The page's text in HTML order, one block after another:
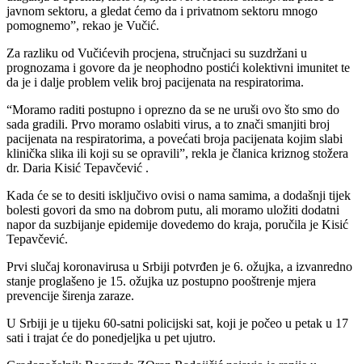
javnom sektoru, a gledat ćemo da i privatnom sektoru mnogo
pomognemo”, rekao je Vučić.
Za razliku od Vučićevih procjena, stručnjaci su suzdržani u
prognozama i govore da je neophodno postići kolektivni imunitet te
da je i dalje problem velik broj pacijenata na respiratorima.
“Moramo raditi postupno i oprezno da se ne uruši ovo što smo do
sada gradili. Prvo moramo oslabiti virus, a to znači smanjiti broj
pacijenata na respiratorima, a povećati broja pacijenata kojim slabi
klinička slika ili koji su se opravili”, rekla je članica kriznog stožera
dr. Daria Kisić Tepavčević .
Kada će se to desiti isključivo ovisi o nama samima, a dodašnji tijek
bolesti govori da smo na dobrom putu, ali moramo uložiti dodatni
napor da suzbijanje epidemije dovedemo do kraja, poručila je Kisić
Tepavčević.
Prvi slučaj koronavirusa u Srbiji potvrđen je 6. ožujka, a izvanredno
stanje proglašeno je 15. ožujka uz postupno pooštrenje mjera
prevencije širenja zaraze.
U Srbiji je u tijeku 60-satni policijski sat, koji je počeo u petak u 17
sati i trajat će do ponedjeljka u pet ujutro.